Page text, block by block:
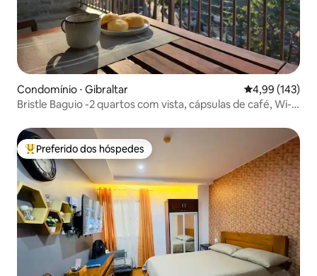
Condomínio ⋅ Gibraltar 4,99 de uma
4,99 (143)
Bristle Baguio -2 quartos com vista, cápsulas de café, Wi-Fi
Entre os melhores preferidos dos hóspedes
Preferido dos hóspedes